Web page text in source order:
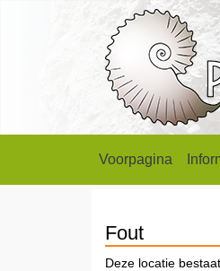
Voorpagina
Fout
Deze locatie